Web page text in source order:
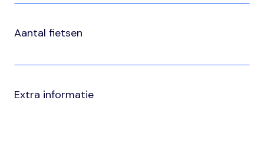
Aantal fietsen
Extra informatie